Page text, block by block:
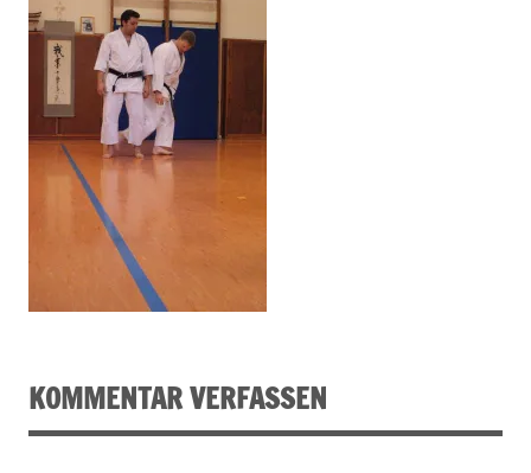
KOMMENTAR VERFASSEN